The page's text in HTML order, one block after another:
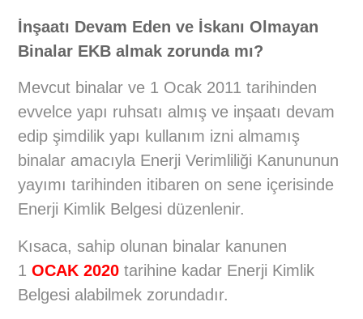
İnşaatı Devam Eden ve İskanı Olmayan
Binalar EKB almak zorunda mı?
Mevcut binalar ve 1 Ocak 2011 tarihinden
evvelce yapı ruhsatı almış ve inşaatı devam
edip şimdilik yapı kullanım izni almamış
binalar amacıyla Enerji Verimliliği Kanununun
yayımı tarihinden itibaren on sene içerisinde
Enerji Kimlik Belgesi düzenlenir.
Kısaca, sahip olunan binalar kanunen
1 OCAK 2020 tarihine kadar Enerji Kimlik
Belgesi alabilmek zorundadır.